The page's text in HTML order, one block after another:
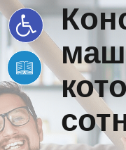
Открыть панель